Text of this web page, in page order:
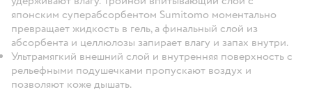
японским суперабсорбентом Sumitomo моментально
превращает жидкость в гель, а финальный слой из
абсорбента и целлюлозы запирает влагу и запах внутри.
Ультрамягкий внешний слой и внутренняя поверхность с
рельефными подушечками пропускают воздух и
позволяют коже дышать.